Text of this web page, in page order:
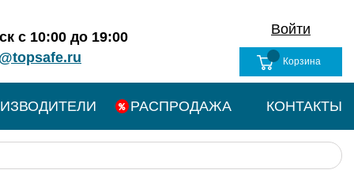
Войти
Корзина
с 10:00 до 19:00
РАСПРОДАЖА КОНТАКТЫ